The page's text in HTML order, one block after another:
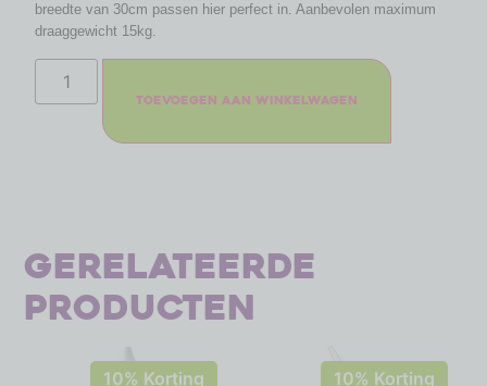
breedte van 30cm passen hier perfect in. Aanbevolen maximum
draaggewicht 15kg.
Toevoegen aan winkelwagen
Gerelateerde
producten
10% Korting 10% Korting